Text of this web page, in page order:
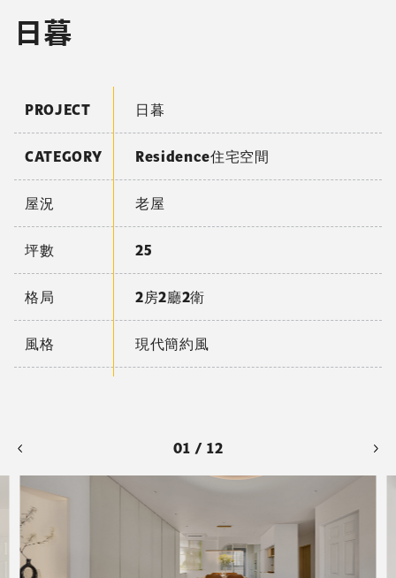
日暮
PROJECT 日暮
CATEGORY Residence住宅空間
屋況 老屋
坪數 25
格局 2房2廳2衛
風格 現代簡約風
01 / 12